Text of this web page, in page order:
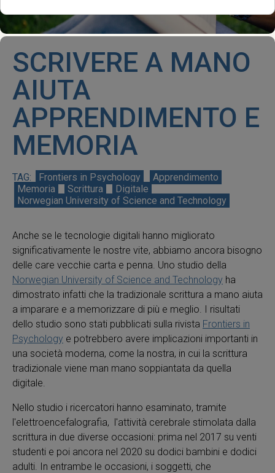
SCRIVERE A MANO
AIUTA
APPRENDIMENTO E
MEMORIA
Frontiers in Psychology
Apprendimento
Memoria
Scrittura
Digitale
Norwegian University of Science and Technology
Anche se le tecnologie digitali hanno migliorato
significativamente le nostre vite, abbiamo ancora bisogno
delle care vecchie carta e penna. Uno studio della
Norwegian University of Science and Technology ha
dimostrato infatti che la tradizionale scrittura a mano aiuta
a imparare e a memorizzare di più e meglio. I risultati
dello studio sono stati pubblicati sulla rivista Frontiers in
Psychology e potrebbero avere implicazioni importanti in
una società moderna, come la nostra, in cui la scrittura
tradizionale viene man mano soppiantata da quella
digitale.
Nello studio i ricercatori hanno esaminato, tramite
l'elettroencefalografia, l'attività cerebrale stimolata dalla
scrittura in due diverse occasioni: prima nel 2017 su venti
studenti e poi ancora nel 2020 su dodici bambini e dodici
adulti. In entrambe le occasioni, i soggetti, che